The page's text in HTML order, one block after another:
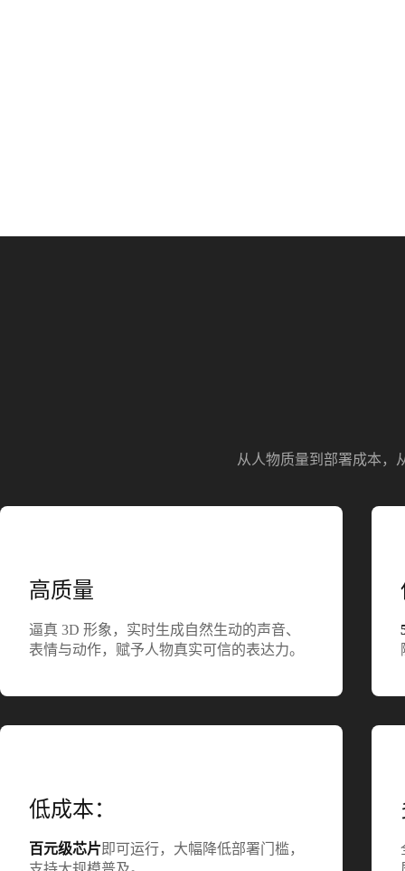
从人物质量到部署成本，
高质量
逼真 3D 形象，实时生成自然生动的声音、
表情与动作，赋予人物真实可信的表达力。
低成本：
百元级芯片即可运行，大幅降低部署门槛，